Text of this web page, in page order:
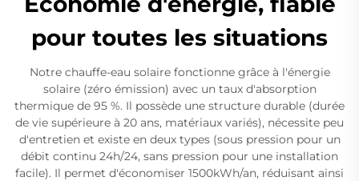
pour toutes les situations
Notre chauffe-eau solaire fonctionne grâce à l'énergie
solaire (zéro émission) avec un taux d'absorption
thermique de 95 %. Il possède une structure durable (durée
de vie supérieure à 20 ans, matériaux variés), nécessite peu
d'entretien et existe en deux types (sous pression pour un
débit continu 24h/24, sans pression pour une installation
facile). Il permet d'économiser 1500kWh/an, réduisant ainsi